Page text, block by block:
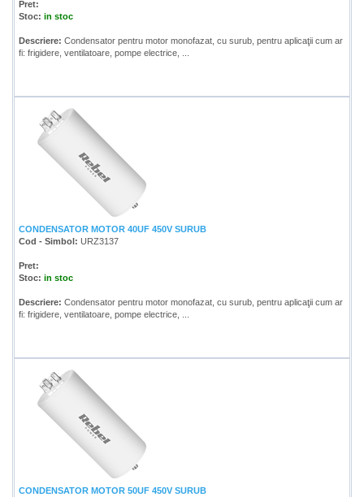
Pret:
Stoc: in stoc
Descriere: Condensator pentru motor monofazat, cu surub, pentru aplicaţii cum ar
fi: frigidere, ventilatoare, pompe electrice, ...
CONDENSATOR MOTOR 40UF 450V SURUB
Cod - Simbol: URZ3137
Pret:
Stoc: in stoc
Descriere: Condensator pentru motor monofazat, cu surub, pentru aplicaţii cum ar
fi: frigidere, ventilatoare, pompe electrice, ...
CONDENSATOR MOTOR 50UF 450V SURUB